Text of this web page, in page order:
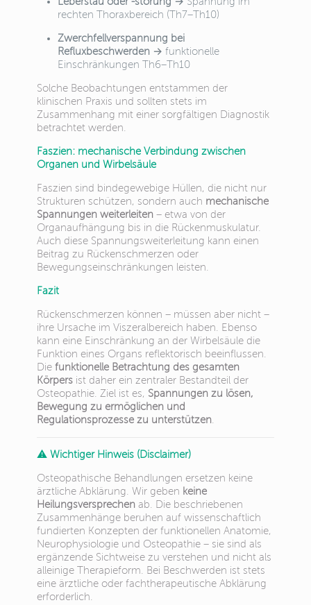
rechten Thoraxbereich (Th7–Th10)
Zwerchfellverspannung bei
Refluxbeschwerden → funktionelle
Einschränkungen Th6–Th10
Solche Beobachtungen entstammen der
klinischen Praxis und sollten stets im
Zusammenhang mit einer sorgfältigen Diagnostik
betrachtet werden.
Faszien: mechanische Verbindung zwischen
Organen und Wirbelsäule
Faszien sind bindegewebige Hüllen, die nicht nur
Strukturen schützen, sondern auch mechanische
Spannungen weiterleiten – etwa von der
Organaufhängung bis in die Rückenmuskulatur.
Auch diese Spannungsweiterleitung kann einen
Beitrag zu Rückenschmerzen oder
Bewegungseinschränkungen leisten.
Fazit
Rückenschmerzen können – müssen aber nicht –
ihre Ursache im Viszeralbereich haben. Ebenso
kann eine Einschränkung an der Wirbelsäule die
Funktion eines Organs reflektorisch beeinflussen.
Diefunktionelle Betrachtung des gesamten
Körpers ist daher ein zentraler Bestandteil der
Osteopathie. Ziel ist es, Spannungen zu lösen,
Bewegung zu ermöglichen und
Regulationsprozesse zu unterstützen.
⚠️ Wichtiger Hinweis (Disclaimer)
Osteopathische Behandlungen ersetzen keine
ärztliche Abklärung. Wir geben keine
Heilungsversprechen ab. Die beschriebenen
Zusammenhänge beruhen auf wissenschaftlich
fundierten Konzepten der funktionellen Anatomie,
Neurophysiologie und Osteopathie – sie sind als
ergänzende Sichtweise zu verstehen und nicht als
alleinige Therapieform. Bei Beschwerden ist stets
eine ärztliche oder fachtherapeutische Abklärung
erforderlich.